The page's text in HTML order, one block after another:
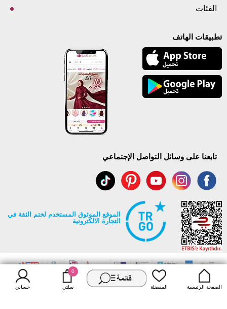
الصفحة الرئيسية المفضلة
0
سلتي حسابي
الفئات
تطبيقات الهاتف
تابعنا على وسائل التواصل الإجتماعي
الموقع الموثوق المستخدم لختم الثقة في
التجارة الالكترونية
جميع حقوق Modaselvim محفوظة ©2026